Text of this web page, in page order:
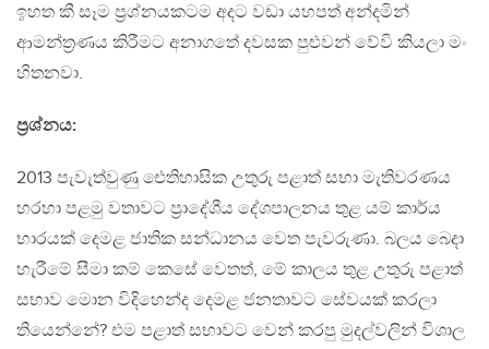
ඉහත කී සෑම ප‍්‍රශ්නයකටම අදට වඩා යහපත් අන්දමින්
ආමන්ත‍්‍රණය කිරීමට අනාගතේ දවසක පුළුවන් වේවි කියලා මං
හිතනවා.
ප‍්‍රශ්නය:
2013 පැවැත්වුණු ඓතිහාසික උතුරු පළාත් සභා මැතිවරණය
හරහා පළමු වතාවට ප‍්‍රාදේශීය දේශපාලනය තුළ යම් කාර්ය
භාරයක් දෙමළ ජාතික සන්ධානය වෙත පැවරුණා. බලය බෙදා
හැරීමේ සීමා කම් කෙසේ වෙතත්, මේ කාලය තුළ උතුරු පළාත්
සභාව මොන විදිහෙන්ද දෙමළ ජනතාවට සේවයක් කරලා
තියෙන්නේ? එම පළාත් සභාවට වෙන් කරපු මුදල්වලින් විශාල